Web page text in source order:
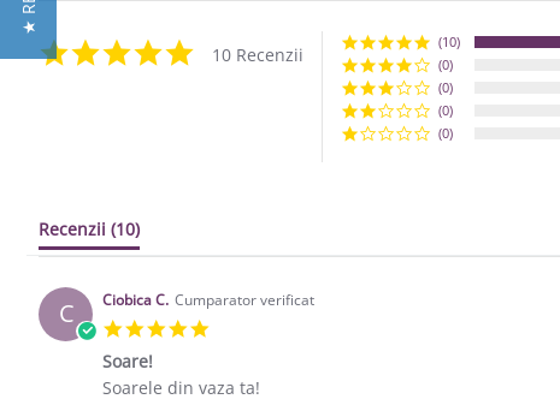
5.0 star rating
10 Recenzii
(10)
(0)
(0)
(0)
(0)
Recenzii (10)
C Ciobica C. Cumparator verificat
5.0 star rating
Soare!
Review by Ciobica C. on 5 Nov 2019
review stating Soare!
Soarele din vaza ta!